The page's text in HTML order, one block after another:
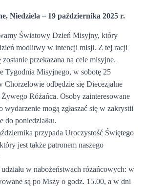
Niedziela – 19 października 2025 r.
Światowy Dzień Misyjny, który
modlitwy w intencji misji. Z tej racji
zostanie przekazana na cele misyjne.
Tygodnia Misyjnego, w sobotę 25
Chorzelowie odbędzie się Diecezjalne
Różańca. Osoby zainteresowane
wydarzenie mogą zgłaszać się w zakrystii
do poniedziałku.
przypada Uroczystość Świętego
jest także patronem naszego
w nabożeństwach różańcowych: w
są po Mszy o godz. 15.00, a w dni